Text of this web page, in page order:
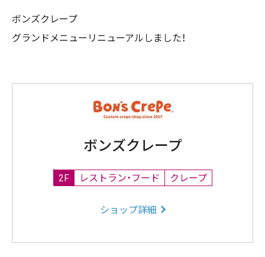
ボンズクレープ
グランドメニューリニューアルしました！
ボンズクレープ
2F レストラン・フード クレープ
ショップ詳細